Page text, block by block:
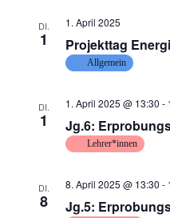
DI.
1 Projekttag
1. April 2025
Allgemein
DI.
1 Jg.6:
1. April 2025 @ 13:30 -
Lehrer*innen
DI.
8 Jg.5:
8. April 2025 @ 13:30 -